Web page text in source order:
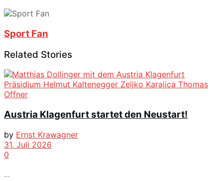
Sport Fan
Related Stories
Austria Klagenfurt startet den Neustart!
by Ernst Krawagner
31. Juli 2026
0
...